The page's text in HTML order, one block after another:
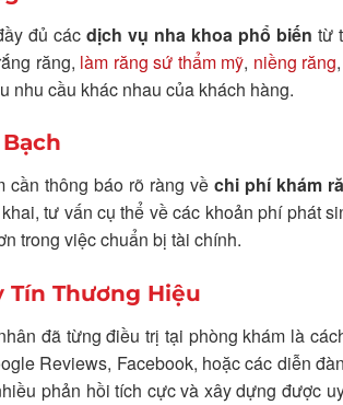
đủ các dịch vụ nha khoa phổ biến từ
răng, làm răng sứ thẩm mỹ, niềng răng
nhu cầu khác nhau của khách hàng.
cần thông báo rõ ràng vềchi phí khám
tư vấn cụ thể về các khoản phí phát
trong việc chuẩn bị tài chính.
Tín Thương Hiệu
đã từng điều trị tại phòng khám là
Reviews, Facebook, hoặc các diễn
phản hồi tích cực và xây dựng được